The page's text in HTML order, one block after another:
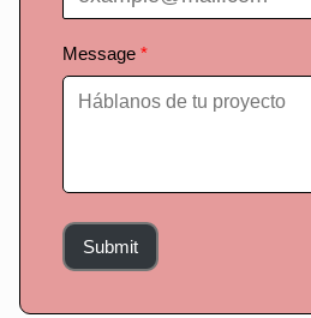
Message
Submit